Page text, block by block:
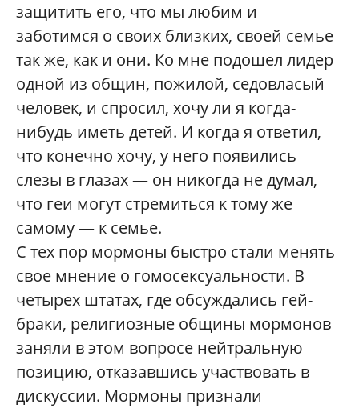
защитить его, что мы любим и
заботимся о своих близких, своей семье
так же, как и они. Ко мне подошел лидер
одной из общин, пожилой, седовласый
человек, и спросил, хочу ли я когда-
нибудь иметь детей. И когда я ответил,
что конечно хочу, у него появились
слезы в глазах — он никогда не думал,
что геи могут стремиться к тому же
самому — к семье.
С тех пор мормоны быстро стали менять
свое мнение о гомосексуальности. В
четырех штатах, где обсуждались гей-
браки, религиозные общины мормонов
заняли в этом вопросе нейтральную
позицию, отказавшись участвовать в
дискуссии. Мормоны признали